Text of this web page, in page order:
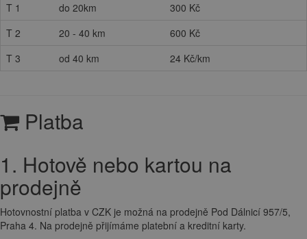
T 1
do 20km
300 Kč
T 2
20 - 40 km
600 Kč
T 3
od 40 km 24 Kč/km
Platba
1. Hotově nebo kartou na
prodejně
Hotovnostní platba v CZK je možná na prodejně Pod Dálnicí 957/5,
Praha 4. Na prodejně přijímáme platební a kreditní karty.